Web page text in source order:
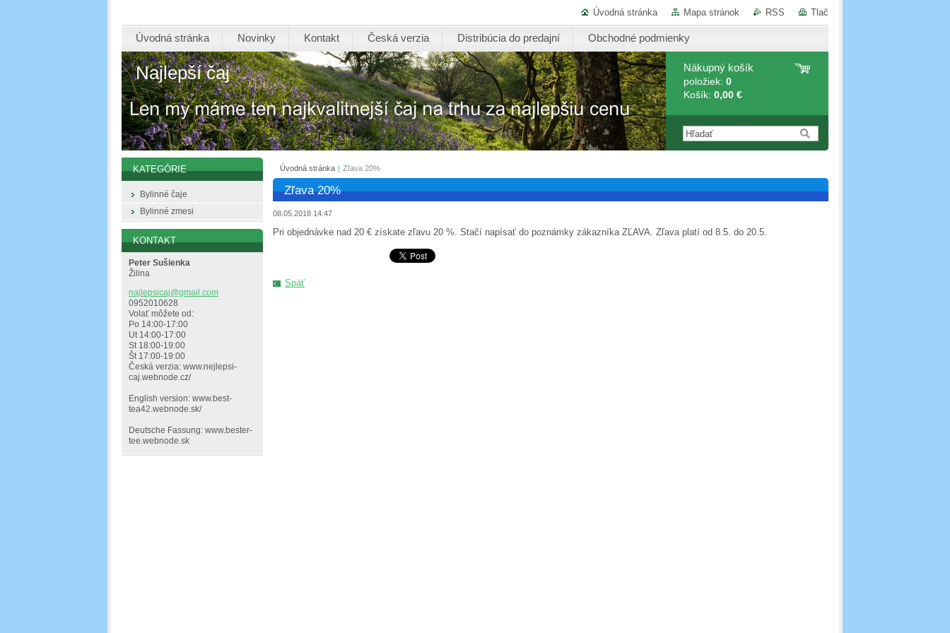
Úvodná stránka Mapa stránok RSS Tlač
Úvodná stránka Novinky Kontakt Česká verzia Distribúcia do predajní Obchodné podmienky
Najlepší čaj Nákupný košík
položiek: 0
Košík: 0,00 €
Úvodná stránka | Zľava 20%
Zľava 20%
08.05.2018 14:47
Pri objednávke nad 20 € získate zľavu 20 %. Stačí napísať do poznámky zákazníka ZĽAVA. Zľava platí od 8.5. do 20.5.
Späť
KATEGÓRIE
Bylinné čaje
Bylinné zmesi
KONTAKT
Peter Sušienka
Žilina
najlepsicaj@gmai l.com
0952010628
Volať môžete od:
Po 14:00-17:00
Ut 14:00-17:00
St 18:00-19:00
Št 17:00-19:00
Česká verzia: www.nejlepsi-
caj.webnode.cz/
English version: www.best-
tea42.webnode.sk/
Deutsche Fassung: www.bester-
tee.webnode.sk